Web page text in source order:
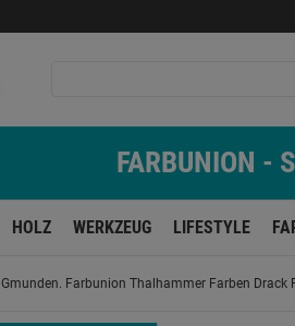
FARBUNION -
HOLZ WERKZEUG LIFESTYLE
Gmunden. Farbunion Thalhammer Farben Drack